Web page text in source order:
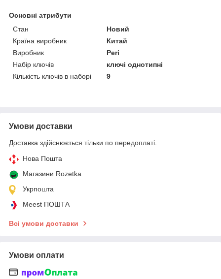
Основні атрибути
Стан
Новий
Країна виробник
Китай
Виробник
Peri
Набір ключів
ключі однотипні
Кількість ключів в наборі
9
Умови доставки
Доставка здійснюється тільки по передоплаті.
Нова Пошта
Магазини Rozetka
Укрпошта
Meest ПОШТА
Всі умови доставки
Умови оплати